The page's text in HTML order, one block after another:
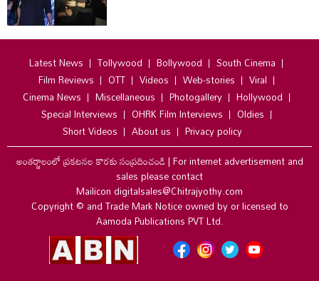
Latest News Tollywood Bollywood
South Cinema
Film Reviews
OTT Videos Web-stories
Viral
Cinema News
Miscellaneous Photogallery
Hollywood
Special Interviews
OHRK Film Interviews
Oldies
Short Videos
About us
Privacy policy
అంతర్జాలంలో ప్రకటనల కొరకు సంప్రదించండి|For internet advertisement and
sales please contact
Mailicon digitalsales@Chitrajyothy.com
Copyright © and Trade Mark Notice owned by or licensed to
Aamoda Publications PVT Ltd.